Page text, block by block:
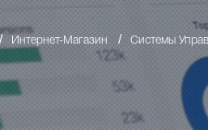
/ Интернет-Магазин / Системы